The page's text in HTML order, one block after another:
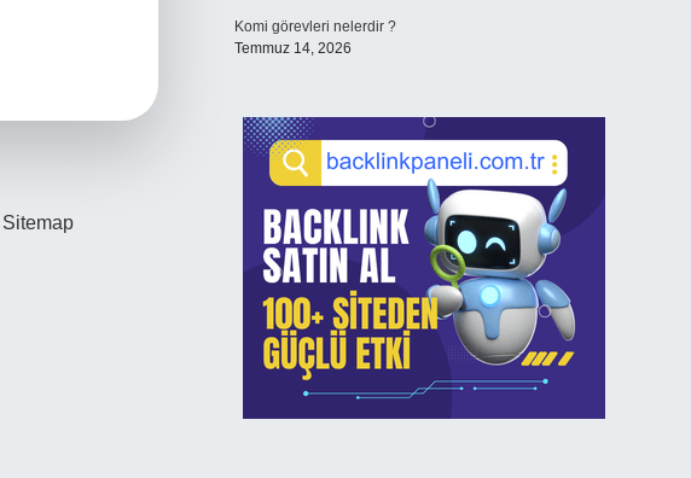
Sitemap
Komi görevleri nelerdir ?
Temmuz 14, 2026